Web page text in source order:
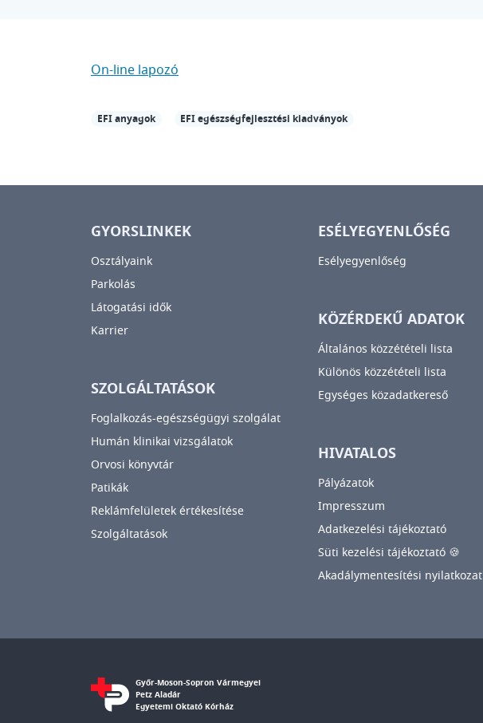
On-line lapozó
EFI anyagok EFI egészségfejlesztési kiadványok
GYORSLINKEK
Osztályaink
Parkolás
Látogatási idők
Karrier
SZOLGÁLTATÁSOK
Foglalkozás-egészségügyi szolgálat
Humán klinikai vizsgálatok
Orvosi könyvtár
Patikák
Reklámfelületek értékesítése
Szolgáltatások
ESÉLYEGYENLŐSÉG
Esélyegyenlőség
KÖZÉRDEKŰ ADATOK
Általános közzétételi lista
Különös közzétételi lista
Egységes közadatkereső
HIVATALOS
Pályázatok
Impresszum
Adatkezelési tájékoztató
Süti kezelési tájékoztató 🍪
Akadálymentesítési nyilatkozat
Győr-Moson-Sopron Vármegyei
Petz Aladár
Egyetemi Oktató Kórház